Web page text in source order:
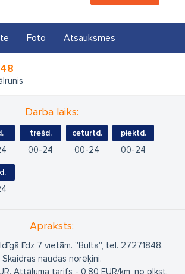
Foto Atsauksmes
Darba laiks:
trešd.
00 24
ceturtd.
00 24
piektd.
00 24
Apraksts:
līdz 7 vietām. ''Bulta'', tel. 27271848.
Skaidras naudas norēķini.
Attāluma tarifs - 0.80 EUR/km, no plkst.